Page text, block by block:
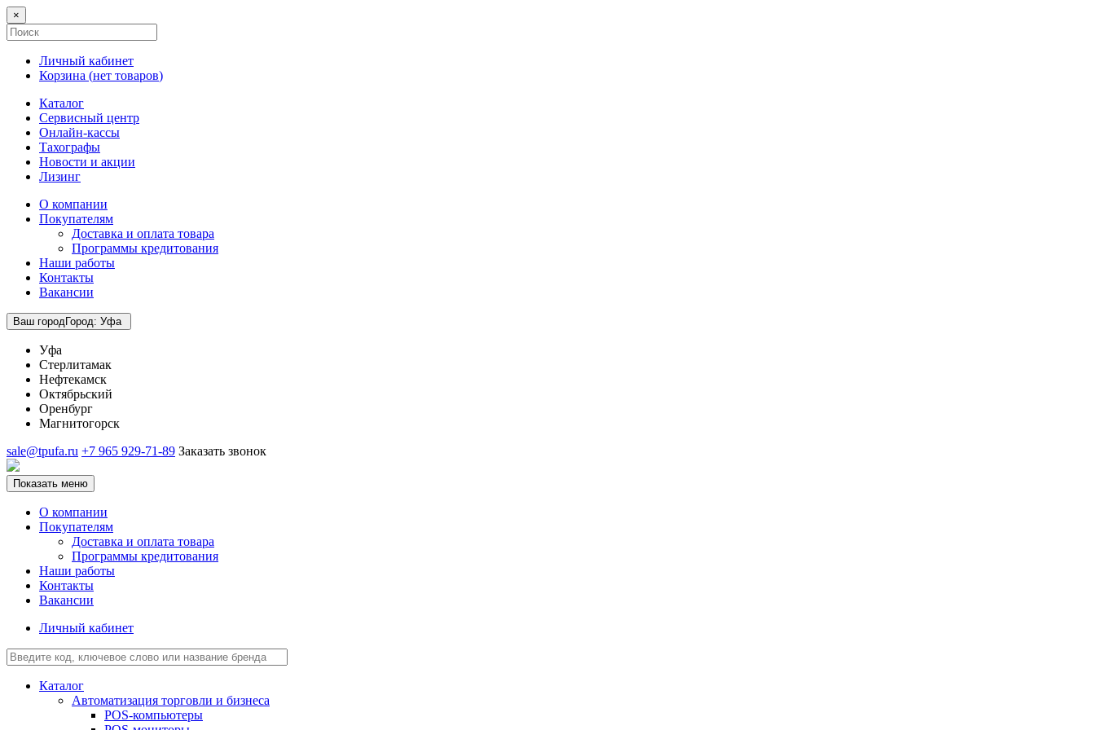
×
Личный кабинет
Корзина (нет товаров)
Каталог
Сервисный центр
Онлайн-кассы
Тахографы
Новости и акции
Лизинг
О компании
Покупателям
Доставка и оплата товара
Программы кредитования
Наши работы
Контакты
Вакансии
Ваш городГород: Уфа
Уфа
Стерлитамак
Нефтекамск
Октябрьский
Оренбург
Магнитогорск
sale@tpufa.ru +7 965 929-71-89 Заказать звонок
Показать меню
О компании
Покупателям
Доставка и оплата товара
Программы кредитования
Наши работы
Контакты
Вакансии
Личный кабинет
Каталог
Автоматизация торговли и бизнеса
POS-компьютеры